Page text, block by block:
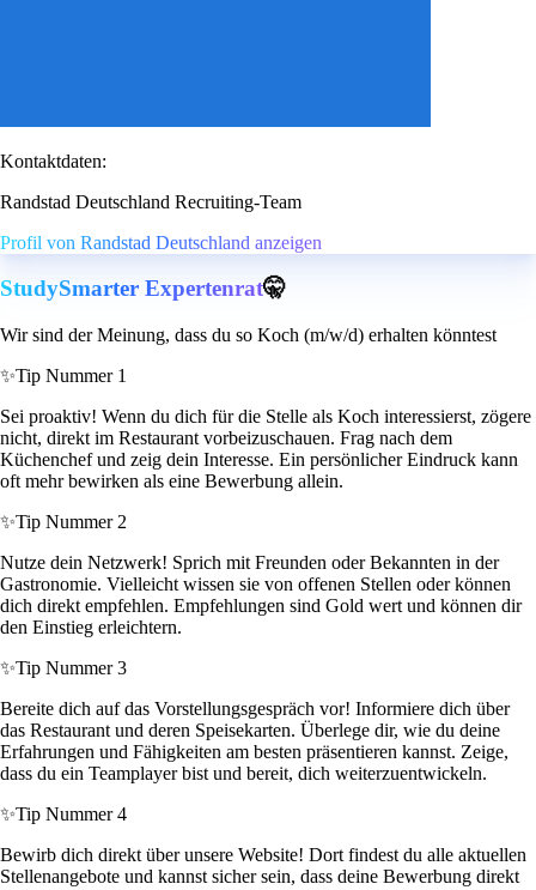
Kontaktdaten:
Randstad Deutschland Recruiting-Team
Profil von Randstad Deutschland anzeigen
StudySmarter Expertenrat🤫
Wir sind der Meinung, dass du so Koch (m/w/d) erhalten könntest
✨Tip Nummer 1
Sei proaktiv! Wenn du dich für die Stelle als Koch interessierst, zögere
nicht, direkt im Restaurant vorbeizuschauen. Frag nach dem
Küchenchef und zeig dein Interesse. Ein persönlicher Eindruck kann
oft mehr bewirken als eine Bewerbung allein.
✨Tip Nummer 2
Nutze dein Netzwerk! Sprich mit Freunden oder Bekannten in der
Gastronomie. Vielleicht wissen sie von offenen Stellen oder können
dich direkt empfehlen. Empfehlungen sind Gold wert und können dir
den Einstieg erleichtern.
✨Tip Nummer 3
Bereite dich auf das Vorstellungsgespräch vor! Informiere dich über
das Restaurant und deren Speisekarten. Überlege dir, wie du deine
Erfahrungen und Fähigkeiten am besten präsentieren kannst. Zeige,
dass du ein Teamplayer bist und bereit, dich weiterzuentwickeln.
✨Tip Nummer 4
Bewirb dich direkt über unsere Website! Dort findest du alle aktuellen
Stellenangebote und kannst sicher sein, dass deine Bewerbung direkt